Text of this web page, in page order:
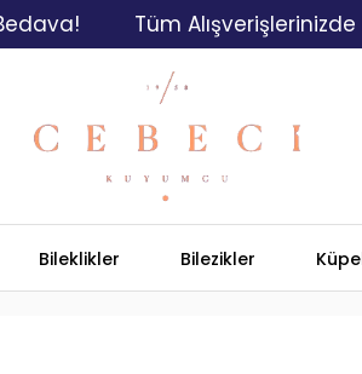
Tüm Alışverişlerinizde Kargo
Bileklikler Bilezikler